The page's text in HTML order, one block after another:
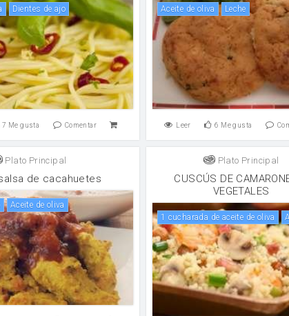
Dientes de ajo
7 Me gusta Comentar
aceite de oliva leche
Leer 6 Me gusta
Plato Principal
de cacahuetes
aceite de oliva
Plato Principal
CUSCÚS DE
VEGETALES
1 cucharada de aceite de oliva